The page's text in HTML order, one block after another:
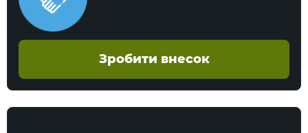
Зробити внесок